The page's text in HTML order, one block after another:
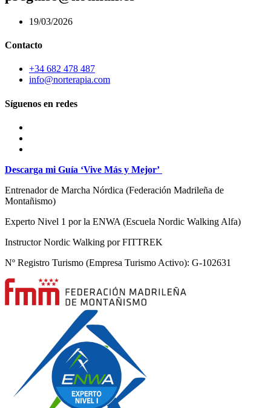
19/03/2026
Contacto
+34 682 478 487
info@norterapia.com
Síguenos en redes
Descarga mi Guía ‘Vive Más y Mejor’
Entrenador de Marcha Nórdica (Federación Madrileña de
Montañismo)
Experto Nivel 1 por la ENWA (Escuela Nordic Walking Alfa)
Instructor Nordic Walking por FITTREK
Nº Registro Turismo (Empresa Turismo Activo): G-102631